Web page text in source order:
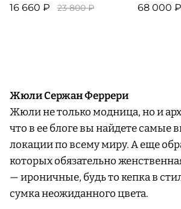
16 660 ₽ 23 800 ₽ 68 000 ₽
Жюли Сержан Феррери
Жюли не только модница, но и
что в ее блоге вы найдете самые
локации по всему миру. А еще
которых обязательно
— ироничные, будь то кепка в
сумка неожиданного цвета.